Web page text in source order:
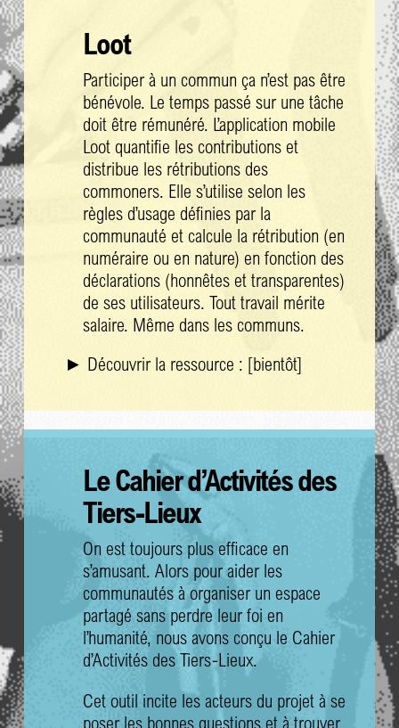
Loot
Participer à un commun ça n’est pas être
bénévole. Le temps passé sur une tâche
doit être rémunéré. L’application mobile
Loot quantifie les contributions et
distribue les rétributions des
commoners. Elle s’utilise selon les
règles d’usage définies par la
communauté et calcule la rétribution (en
numéraire ou en nature) en fonction des
déclarations (honnêtes et transparentes)
de ses utilisateurs. Tout travail mérite
salaire. Même dans les communs.
► Découvrir la ressource : [bientôt]
Le Cahier d’Activités des
Tiers-Lieux
On est toujours plus efficace en
s’amusant. Alors pour aider les
communautés à organiser un espace
partagé sans perdre leur foi en
l’humanité, nous avons conçu le Cahier
d’Activités des Tiers-Lieux.
Cet outil incite les acteurs du projet à se
poser les bonnes questions et à trouver